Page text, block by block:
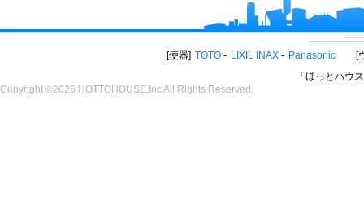
便器 TOTO LIXIL INAX Panasonic
「ほっとハウ
Copyright ©2026 HOTTOHOUSE,Inc All Rights Reserved.